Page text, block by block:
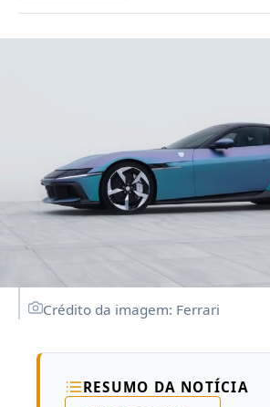
Crédito da imagem: Ferrari
RESUMO DA NOTÍCIA